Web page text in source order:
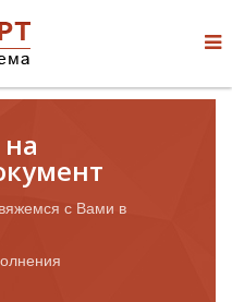
с Вами в